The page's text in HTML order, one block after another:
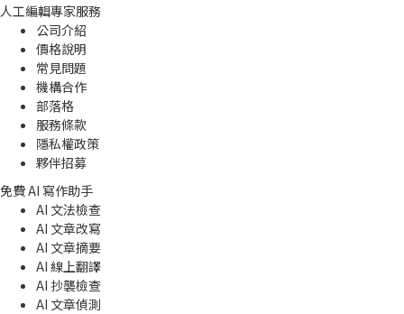
人工編輯專家服務
公司介紹
價格說明
常見問題
機構合作
部落格
服務條款
隱私權政策
夥伴招募
免費 AI 寫作助手
AI 文法檢查
AI 文章改寫
AI 文章摘要
AI 線上翻譯
AI 抄襲檢查
AI 文章偵測